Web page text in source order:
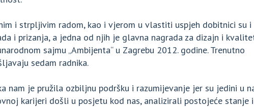
i strpljivim radom, kao i vjerom u vlastiti uspjeh dobitnici su i
i prizanja, a jedna od njih je glavna nagrada za dizajn i
sajmu „Ambijenta“ u Zagrebu 2012. godine. Trenutno
sedam radnika.
nam je pružila ozbiljnu podršku i razumijevanje jer su jedini u
karijeri došli u posjetu kod nas, analizirali postojeće stanje